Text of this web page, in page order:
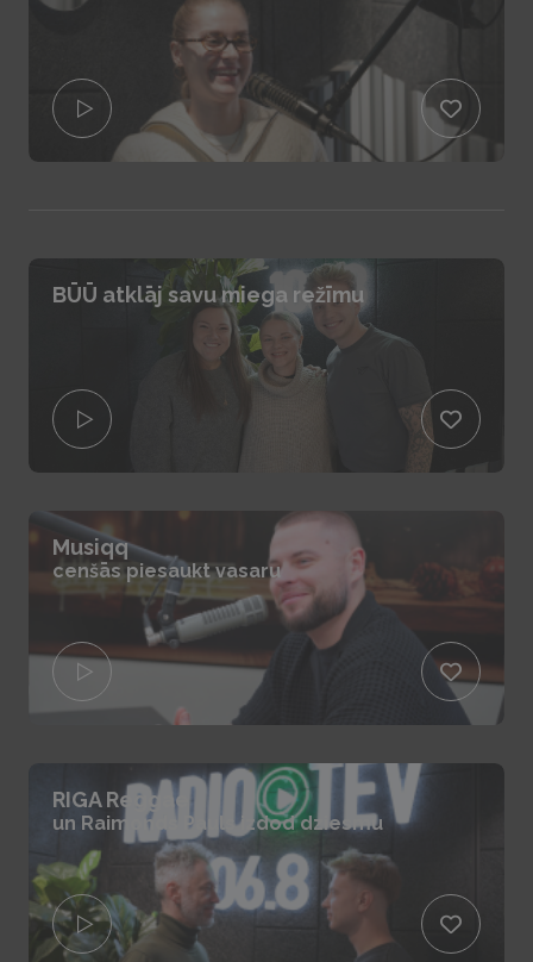
BŪŪ atklāj savu miega režīmu
Musiqq
cenšās piesaukt vasaru
RIGA Reggae
un Raimonds Pauls izdod dziesmu